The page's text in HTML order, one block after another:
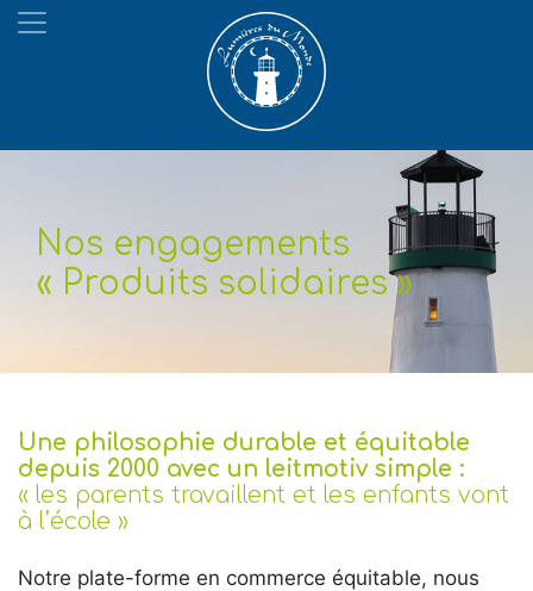
Nos engagements
« Produits solidaires »
Une philosophie durable et équitable
depuis 2000 avec un leitmotiv simple :
« les parents travaillent et les enfants vont
à l’école »
Notre plate-forme en commerce équitable, nous